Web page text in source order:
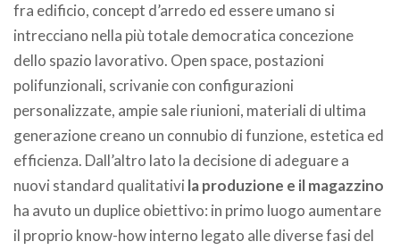
fra edificio, concept d’arredo ed essere umano si
intrecciano nella più totale democratica concezione
dello spazio lavorativo. Open space, postazioni
polifunzionali, scrivanie con configurazioni
personalizzate, ampie sale riunioni, materiali di ultima
generazione creano un connubio di funzione, estetica ed
efficienza. Dall’altro lato la decisione di adeguare a
nuovi standard qualitativi la produzione e il magazzino
ha avuto un duplice obiettivo: in primo luogo aumentare
il proprio know-how interno legato alle diverse fasi del